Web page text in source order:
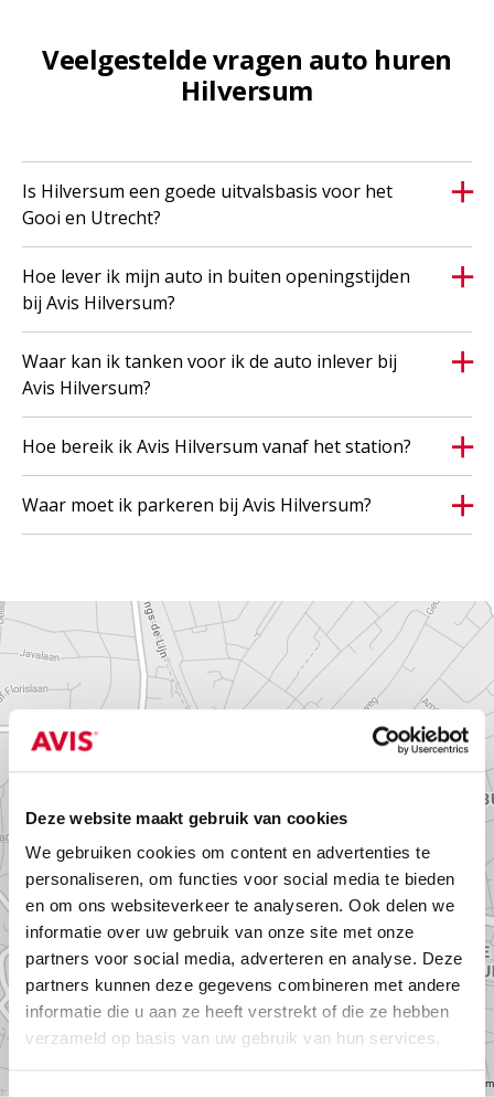
Deze website maakt gebruik van cookies
We gebruiken cookies om content en advertenties te
personaliseren, om functies voor social media te bieden
en om ons websiteverkeer te analyseren. Ook delen we
informatie over uw gebruik van onze site met onze
partners voor social media, adverteren en analyse. Deze
partners kunnen deze gegevens combineren met andere
informatie die u aan ze heeft verstrekt of die ze hebben
verzameld op basis van uw gebruik van hun services.
Veelgestelde vragen auto huren
Hilversum
Is Hilversum een goede uitvalsbasis voor het
Gooi en Utrecht?
Hoe lever ik mijn auto in buiten openingstijden
bij Avis Hilversum?
Waar kan ik tanken voor ik de auto inlever bij
Avis Hilversum?
Hoe bereik ik Avis Hilversum vanaf het station?
Waar moet ik parkeren bij Avis Hilversum?
©2026 TomTom